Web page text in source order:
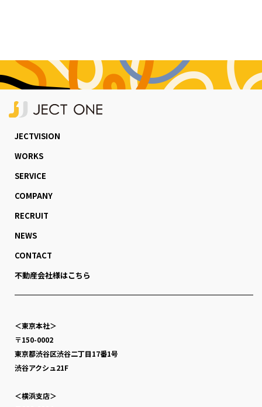
JECTVISION
WORKS
SERVICE
COMPANY
RECRUIT
NEWS
CONTACT
不動産会社様はこちら
＜東京本社＞
〒150-0002
東京都渋谷区渋谷二丁目17番1号
渋谷アクシュ21F
＜横浜支店＞